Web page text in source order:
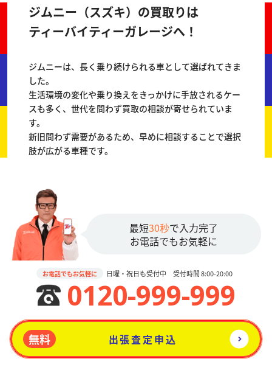
ジムニー（スズキ）の買取りは
ティーバイティーガレージへ！
ジムニーは、長く乗り続けられる車として選ばれてきま
した。
生活環境の変化や乗り換えをきっかけに手放されるケー
スも多く、世代を問わず買取の相談が寄せられていま
す。
新旧問わず需要があるため、早めに相談することで選択
肢が広がる車種です。
最短30秒で入力完了
お電話でもお気軽に
お電話でもお気軽に 日曜・祝日も受付中 受付時間 8:00-20:00
0120-999-999
無料 出張査定申込